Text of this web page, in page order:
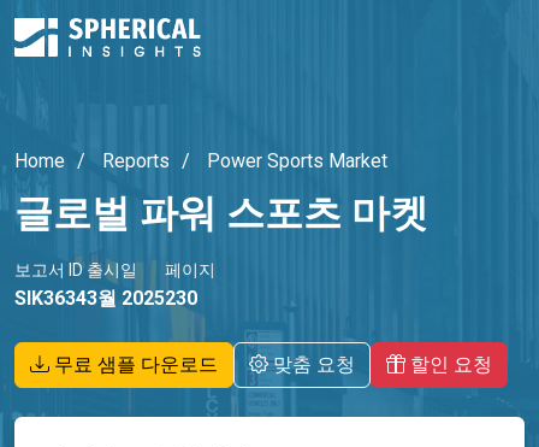
Home Reports Power Sports Market
글로벌 파워 스포츠 마켓
보고서 ID
SIK3634
출시일
3월 2025
페이지
230
무료 샘플 다운로드 맞춤 요청 할인 요청